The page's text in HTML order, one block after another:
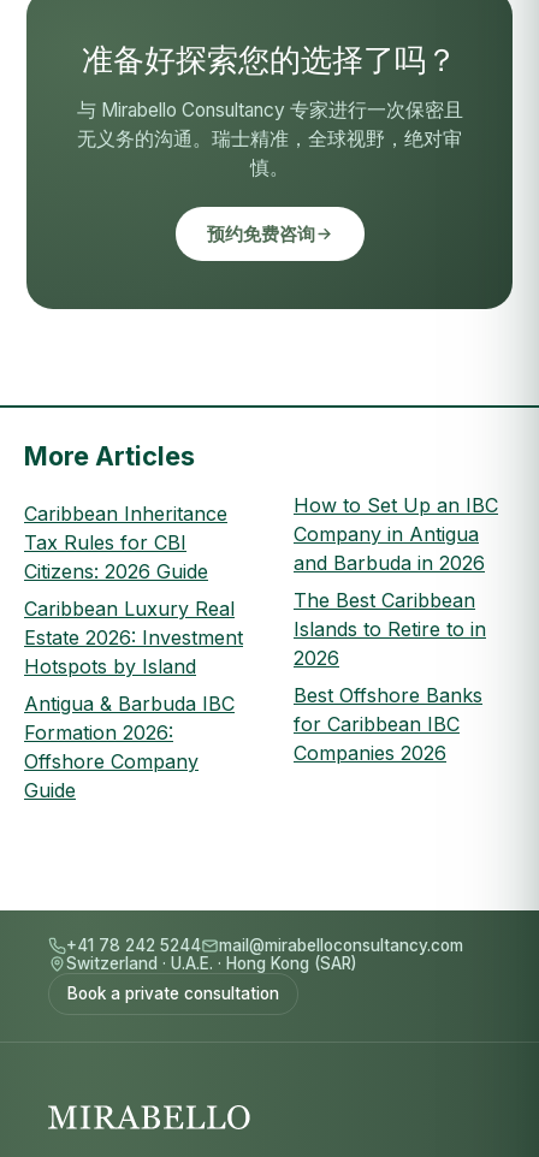
准备好探索您的选择了吗？
与 Mirabello Consultancy 专家进行一次保密且
无义务的沟通。瑞士精准，全球视野，绝对审
慎。
预约免费咨询
More Articles
Caribbean Inheritance
Tax Rules for CBI
Citizens: 2026 Guide
Caribbean Luxury Real
Estate 2026: Investment
Hotspots by Island
Antigua & Barbuda IBC
Formation 2026:
Offshore Company
Guide
How to Set Up an IBC
Company in Antigua
and Barbuda in 2026
The Best Caribbean
Islands to Retire to in
2026
Best Offshore Banks
for Caribbean IBC
Companies 2026
+41 78 242 5244
mail@mirabelloconsultancy.com
Switzerland · U.A.E. · Hong Kong (SAR)
Book a private consultation